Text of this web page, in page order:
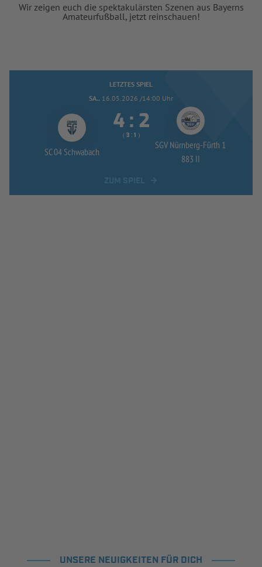
Wir zeigen euch die spektakulärsten Szenen aus Bayerns
Amateurfußball, jetzt reinschauen!
LETZTES SPIEL
SA.. 16.05.2026 /14:00 Uhr
SC 04 Schwabach
 : 
(  :  )
SGV Nürnberg-Fürth 1
883 II
UNSERE NEUIGKEITEN FÜR DICH